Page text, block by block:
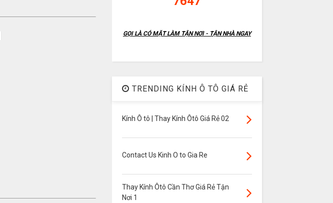
GỌI LÀ CÓ MẶT LÀM TẬN NƠI - TẬN NHÀ NGAY
TRENDING KÍNH Ô TÔ GIÁ RẺ
Kính Ô tô | Thay Kính Ôtô Giá Rẻ 02
Contact Us Kinh O to Gia Re
Thay Kính Ôtô Cần Thơ Giá Rẻ Tận
Nơi 1